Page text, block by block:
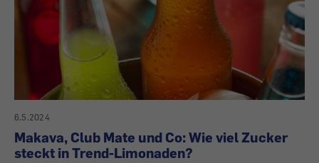
6.5.2024
Makava, Club Mate und Co: Wie viel Zucker
steckt in Trend-Limonaden?